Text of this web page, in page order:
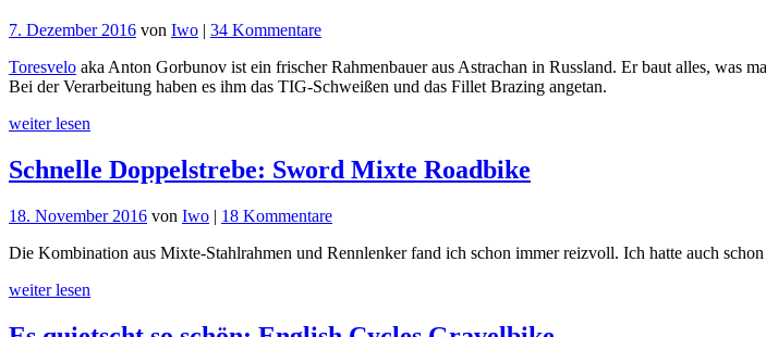
7. Dezember 2016 von Iwo | 34 Kommentarezu
Toresvelo
Singlespeed
Toresvelo aka Anton Gorbunov ist ein frischer Rahmenbauer aus Astrachan in Russland. Er baut alles, was
Bei der Verarbeitung haben es ihm das TIG-Schweißen und das Fillet Brazing angetan.
weiter lesen
Schnelle Doppelstrebe: Sword Mixte Roadbike
18. November 2016 von Iwo | 18 Kommentarezu
Doppelstrebe:
Die Kombination aus Mixte-Stahlrahmen und Rennlenker fand ich schon immer reizvoll. Ich hatte auch
weiter lesen